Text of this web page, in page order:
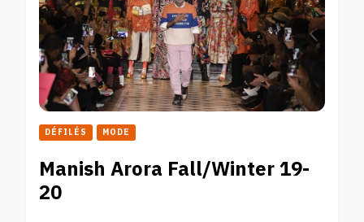
DÉFILÉS MODE
Manish Arora Fall/Winter 19-
20